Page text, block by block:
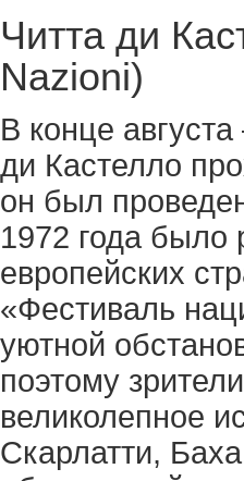
Читта ди
Nazioni)
В конце
ди Кастелло
он был
1972 года было
европейских
«Фестиваль
уютной
поэтому
великолепное
Скарлатти,